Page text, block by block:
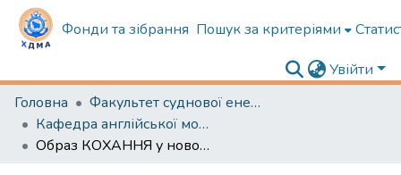
Фонди та зібрання Пошук за критеріями
Увійти
Головна
Факультет суднової енергетики
Кафедра англійської мови в судновій енергетиці
Образ КОХАННЯ у новозеландських поетичних текстах: когнітивно-прагматичний аспект